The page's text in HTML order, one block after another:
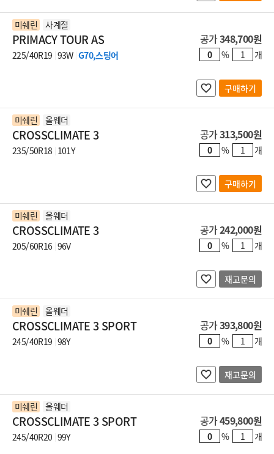
미쉐린 사계절
PRIMACY TOUR AS
225/40R19 93W G70,스팅어
공가348,700원
% 개
구매하기
미쉐린 올웨더
CROSSCLIMATE 3
235/50R18 101Y
공가313,500원
% 개
구매하기
미쉐린 올웨더
CROSSCLIMATE 3
205/60R16 96V
공가242,000원
% 개
재고문의
미쉐린 올웨더
CROSSCLIMATE 3 SPORT
245/40R19 98Y
공가393,800원
% 개
재고문의
미쉐린 올웨더
CROSSCLIMATE 3 SPORT
245/40R20 99Y
공가459,800원
% 개